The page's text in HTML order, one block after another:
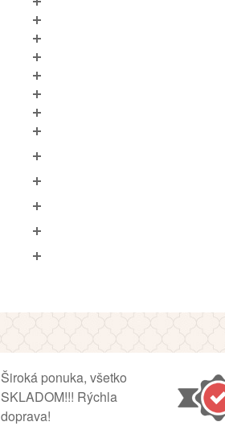
Široká ponuka, všetko
SKLADOM!!! Rýchla
doprava!